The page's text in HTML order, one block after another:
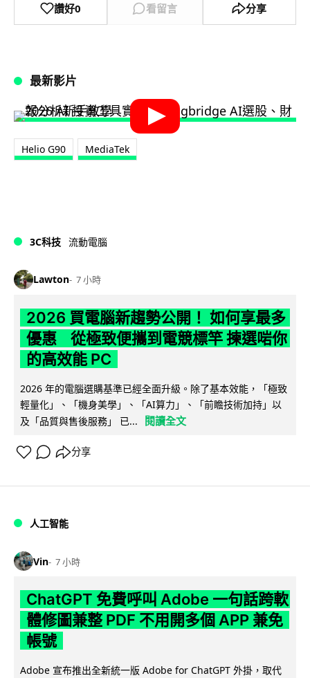
讚好0 看留言 分享
最新影片
Helio G90 MediaTek
3C科技 流動電腦
Lawton 7 小時
2026 買電腦新趨勢公開！ 如何享最多
優惠 從極致便攜到電競標竿 揀選啱你
的高效能 PC
2026 年的電腦選購基準已經全面升級。除了基本效能，「極致
輕量化」、「機身美學」、「AI算力」、「前瞻技術加持」以
及「品質與售後服務」 已...
閱讀全文
分享
人工智能
Vin 7 小時
ChatGPT 免費呼叫 Adobe 一句話跨軟
體修圖兼整 PDF 不用開多個 APP 兼免
帳號
Adobe 宣布推出全新統一版 Adobe for ChatGPT 外掛，取代